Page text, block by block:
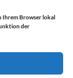
Ihrem Browser lokal
der